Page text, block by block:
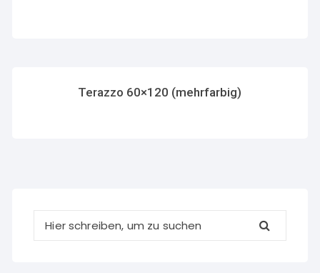
Terazzo 60×120 (mehrfarbig)